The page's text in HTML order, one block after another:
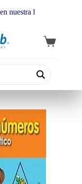
librería